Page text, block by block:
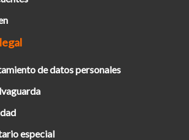
de datos personales
especial